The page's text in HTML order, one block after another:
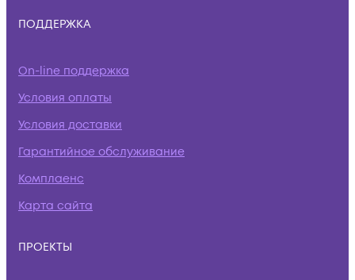
ПОДДЕРЖКА
On-line поддержка
Условия оплаты
Условия доставки
Гарантийное обслуживание
Комплаенс
Карта сайта
ПРОЕКТЫ